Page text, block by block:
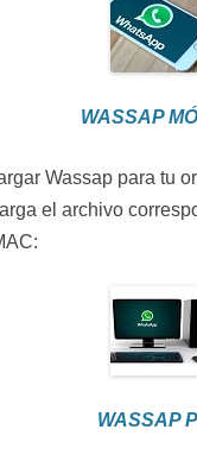
WASSAP
Wassap para tu
el archivo
WASSAP